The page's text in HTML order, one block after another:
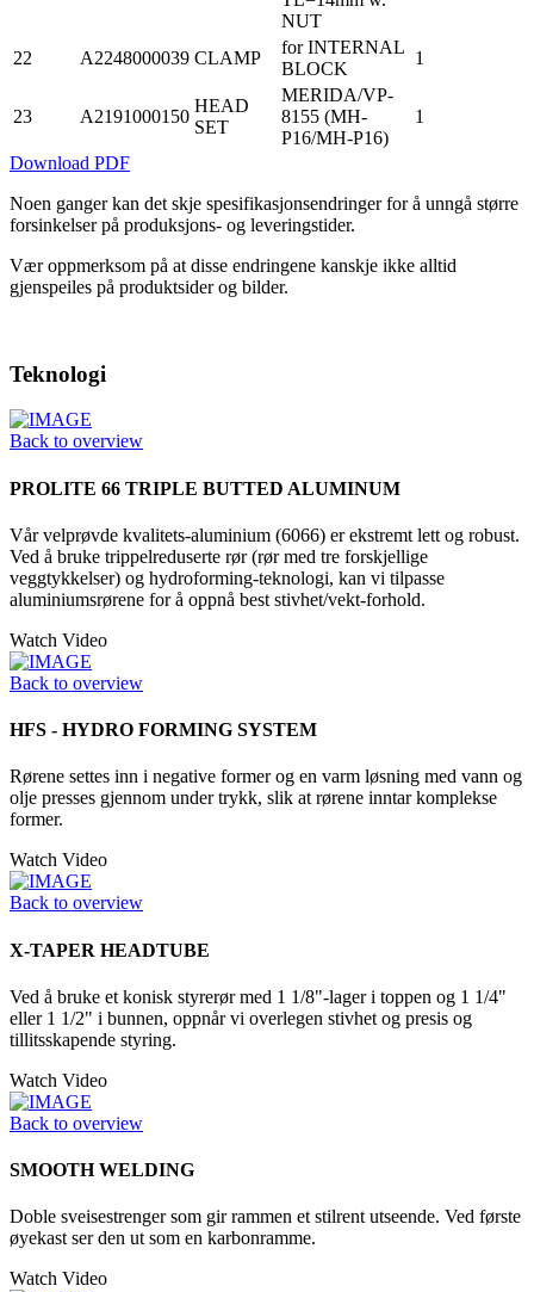
NUT
22
A2248000039 CLAMP
for INTERNAL
BLOCK
1
23 A2191000150
HEAD
SET
MERIDA/VP-
8155 (MH-
P16/MH-P16)
1
Download PDF
Noen ganger kan det skje spesifikasjonsendringer for å unngå større
forsinkelser på produksjons- og leveringstider.
Vær oppmerksom på at disse endringene kanskje ikke alltid
gjenspeiles på produktsider og bilder.
Teknologi
Back to overview
PROLITE 66 TRIPLE BUTTED ALUMINUM
Vår velprøvde kvalitets-aluminium (6066) er ekstremt lett og robust.
Ved å bruke trippelreduserte rør (rør med tre forskjellige
veggtykkelser) og hydroforming-teknologi, kan vi tilpasse
aluminiumsrørene for å oppnå best stivhet/vekt-forhold.
Watch Video
Back to overview
HFS - HYDRO FORMING SYSTEM
Rørene settes inn i negative former og en varm løsning med vann og
olje presses gjennom under trykk, slik at rørene inntar komplekse
former.
Watch Video
Back to overview
X-TAPER HEADTUBE
Ved å bruke et konisk styrerør med 1 1/8"-lager i toppen og 1 1/4"
eller 1 1/2" i bunnen, oppnår vi overlegen stivhet og presis og
tillitsskapende styring.
Watch Video
Back to overview
SMOOTH WELDING
Doble sveisestrenger som gir rammen et stilrent utseende. Ved første
øyekast ser den ut som en karbonramme.
Watch Video